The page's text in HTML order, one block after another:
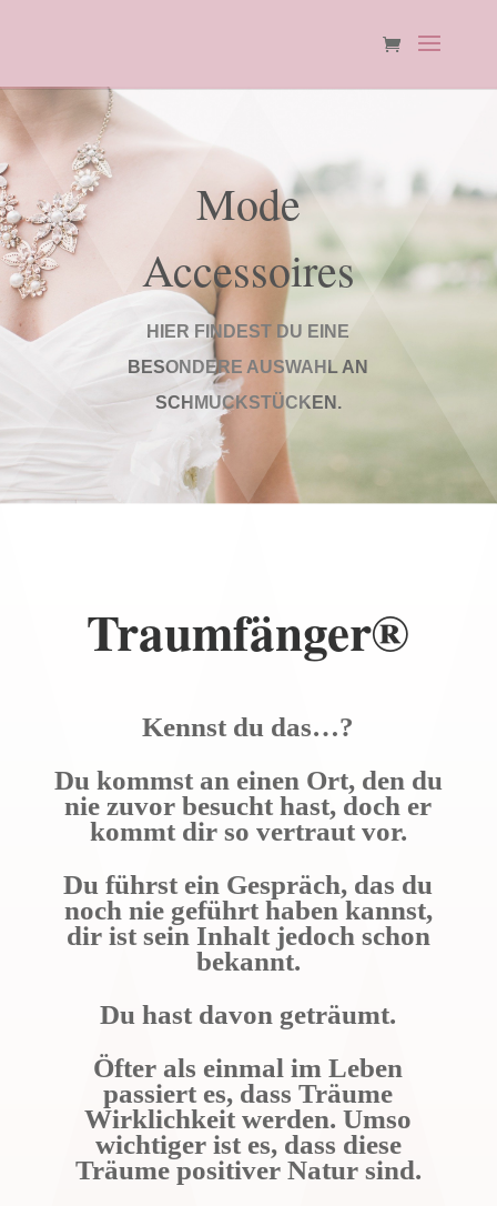
Mode
Accessoires
HIER FINDEST DU EINE
BESONDERE AUSWAHL AN
SCHMUCKSTÜCKEN.
Traumfänger®
Kennst du das…?
Du kommst an einen Ort, den du
nie zuvor besucht hast, doch er
kommt dir so vertraut vor.
Du führst ein Gespräch, das du
noch nie geführt haben kannst,
dir ist sein Inhalt jedoch schon
bekannt.
Du hast davon geträumt.
Öfter als einmal im Leben
passiert es, dass Träume
Wirklichkeit werden. Umso
wichtiger ist es, dass diese
Träume positiver Natur sind.